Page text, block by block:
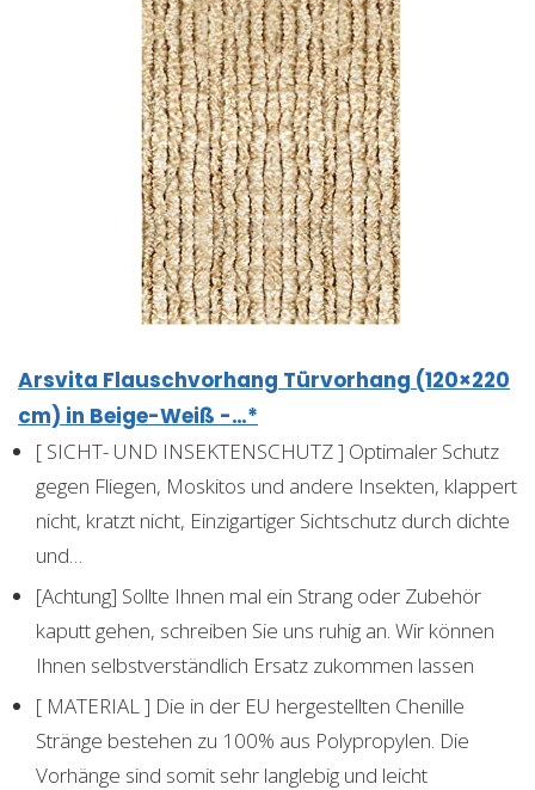
Arsvita Flauschvorhang Türvorhang (120×220
cm) in Beige-Weiß -…*
[ SICHT- UND INSEKTENSCHUTZ ] Optimaler Schutz
gegen Fliegen, Moskitos und andere Insekten, klappert
nicht, kratzt nicht, Einzigartiger Sichtschutz durch dichte
und…
[Achtung] Sollte Ihnen mal ein Strang oder Zubehör
kaputt gehen, schreiben Sie uns ruhig an. Wir können
Ihnen selbstverständlich Ersatz zukommen lassen
[ MATERIAL ] Die in der EU hergestellten Chenille
Stränge bestehen zu 100% aus Polypropylen. Die
Vorhänge sind somit sehr langlebig und leicht